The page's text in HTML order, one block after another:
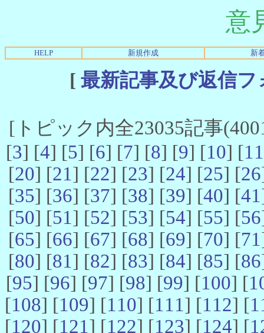
意
HELP 新規作成 新
[ 最新記事及び返信
[トピック内全23035記事
[3] [4] [5] [6] [7] [8] [9] [10] [11
[20] [21] [22] [23] [24] [25] [26
[35] [36] [37] [38] [39] [40] [41
[50] [51] [52] [53] [54] [55] [56
[65] [66] [67] [68] [69] [70] [71
[80] [81] [82] [83] [84] [85] [86
[95] [96] [97] [98] [99] [100] [
[108] [109] [110] [111] [112] [
[120] [121] [122] [123] [124] [